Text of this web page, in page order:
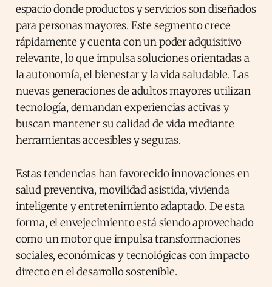
espacio donde productos y servicios son diseñados
para personas mayores. Este segmento crece
rápidamente y cuenta con un poder adquisitivo
relevante, lo que impulsa soluciones orientadas a
la autonomía, el bienestar y la vida saludable. Las
nuevas generaciones de adultos mayores utilizan
tecnología, demandan experiencias activas y
buscan mantener su calidad de vida mediante
herramientas accesibles y seguras.
Estas tendencias han favorecido innovaciones en
salud preventiva, movilidad asistida, vivienda
inteligente y entretenimiento adaptado. De esta
forma, el envejecimiento está siendo aprovechado
como un motor que impulsa transformaciones
sociales, económicas y tecnológicas con impacto
directo en el desarrollo sostenible.